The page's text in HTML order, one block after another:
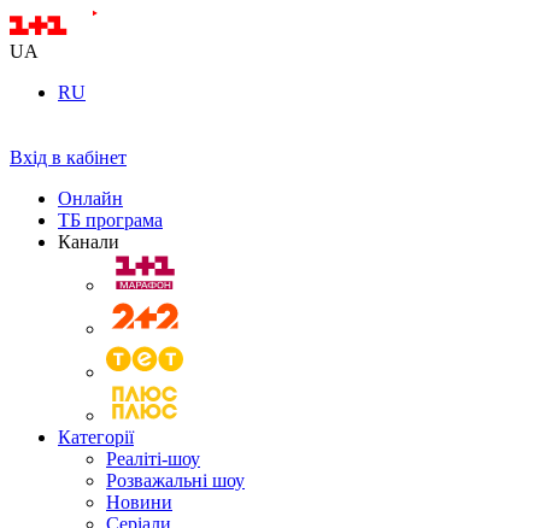
UA
RU
Вхід в кабінет
Онлайн
ТБ програма
Канали
Категорії
Реаліті-шоу
Розважальні шоу
Новини
Серіали